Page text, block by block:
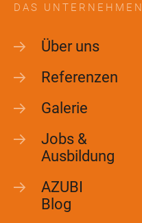
DAS UNTERNEHMEN
Über uns
Referenzen
Galerie
Jobs &
Ausbildung
AZUBI
Blog